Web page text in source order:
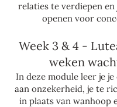
relaties te verdiepen en
openen voor
Week 3 & 4 -
weken
In deze module leer je
aan onzekerheid, je te
in plaats van wanhoop